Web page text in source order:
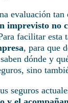
evaluación
imprevisto no
facilitar esta
, para que
dónde y
sino
seguros